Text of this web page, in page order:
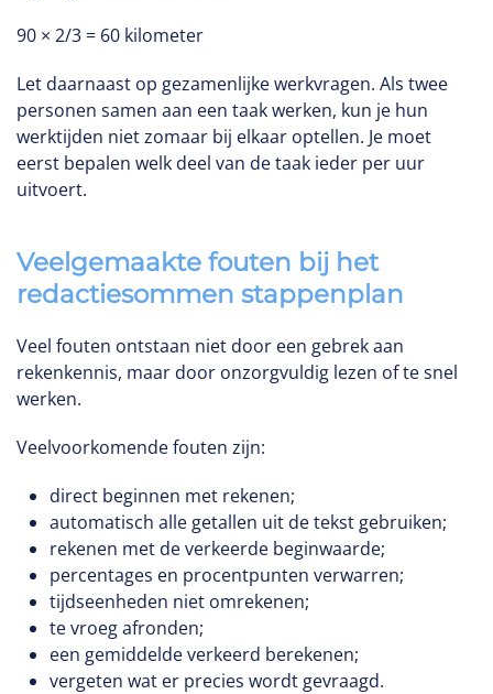
90 × 2/3 = 60 kilometer
Let daarnaast op gezamenlijke werkvragen. Als twee
personen samen aan een taak werken, kun je hun
werktijden niet zomaar bij elkaar optellen. Je moet
eerst bepalen welk deel van de taak ieder per uur
uitvoert.
Veelgemaakte fouten bij het
redactiesommen stappenplan
Veel fouten ontstaan niet door een gebrek aan
rekenkennis, maar door onzorgvuldig lezen of te snel
werken.
Veelvoorkomende fouten zijn:
direct beginnen met rekenen;
automatisch alle getallen uit de tekst gebruiken;
rekenen met de verkeerde beginwaarde;
percentages en procentpunten verwarren;
tijdseenheden niet omrekenen;
te vroeg afronden;
een gemiddelde verkeerd berekenen;
vergeten wat er precies wordt gevraagd.